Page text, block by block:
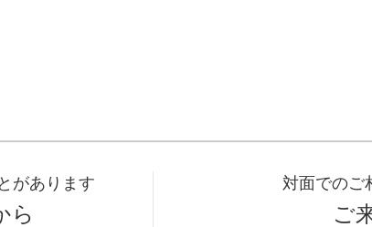
があります
ら
対面でのご
ご